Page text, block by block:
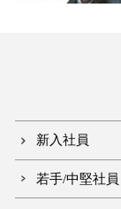
新入社員
若手/中堅社員